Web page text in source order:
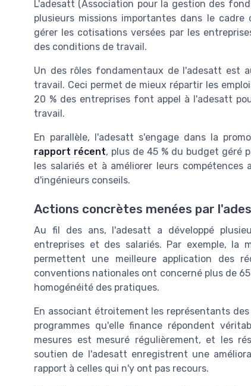
L'adesatt (Association pour la gestion des
plusieurs missions importantes dans le
gérer les cotisations versées par les
des conditions de travail.
Un des rôles fondamentaux de l'adesatt est
travail. Ceci permet de mieux répartir les
20 % des entreprises font appel à l'adesatt
travail.
En parallèle, l'adesatt s'engage dans la
rapport récent, plus de 45 % du budget géré
les salariés et à améliorer leurs
d'ingénieurs conseils.
Actions concrètes menées par
Au fil des ans, l'adesatt a développé
entreprises et des salariés. Par exemple, la
permettent une meilleure application des
conventions nationales ont concerné plus de
homogénéité des pratiques.
En associant étroitement les représentants
programmes qu'elle finance répondent
mesures est mesuré régulièrement, et les
soutien de l'adesatt enregistrent une
rapport à celles qui n'y ont pas recours.